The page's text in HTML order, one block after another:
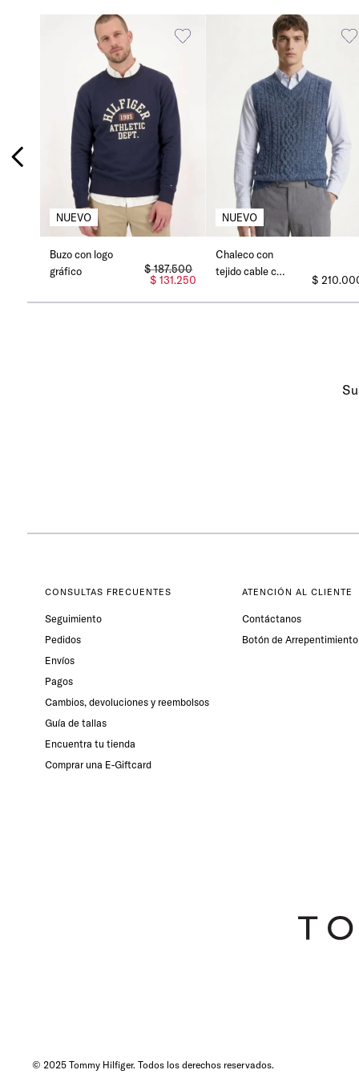
Buzo con logo
gráfico
$ 131.250
$187.500
Chaleco con
tejido cable con
$ 210.
CONSULTAS FRECUENTES
Seguimiento
Pedidos
Envíos
Pagos
Cambios, devoluciones y reembolsos
Guía de tallas
Encuentra tu tienda
Comprar una E-Giftcard
ATENCIÓN AL CLIENTE
Contáctanos
Botón de Arrepentimiento
© 2025 Tommy Hilfiger. Todos los derechos reservados.